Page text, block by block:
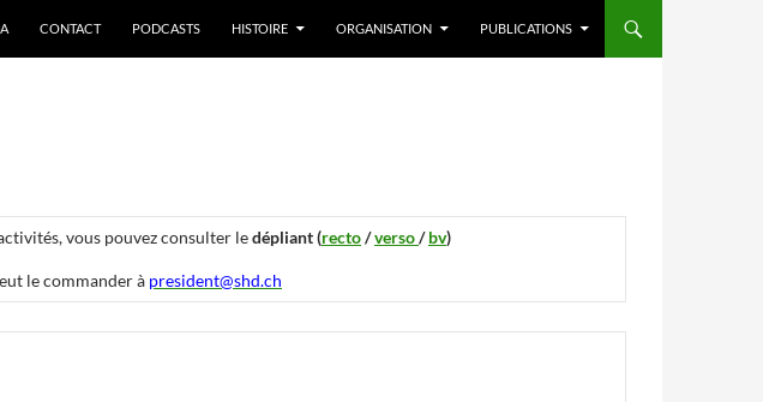
CONTACT PODCASTS HISTOIRE ORGANISATION PUBLICATIONS
vous pouvez consulter ledépliant (recto/verso/bv)
le commander à president@shd.ch